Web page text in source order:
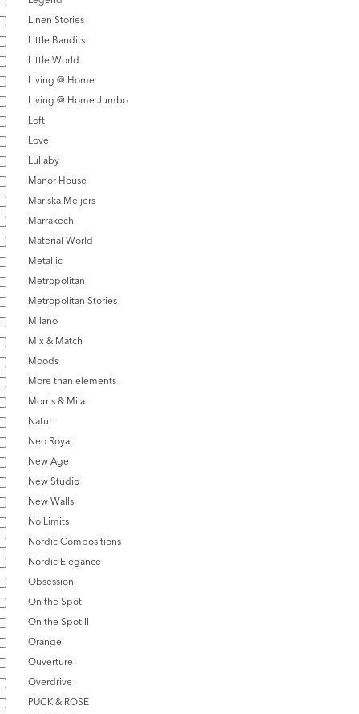
Linen Stories
Little Bandits
Little World
Living @ Home
Living @ Home Jumbo
Loft
Love
Lullaby
Manor House
Mariska Meijers
Marrakech
Material World
Metallic
Metropolitan
Metropolitan Stories
Milano
Mix & Match
Moods
More than elements
Morris & Mila
Natur
Neo Royal
New Age
New Studio
New Walls
No Limits
Nordic Compositions
Nordic Elegance
Obsession
On the Spot
On the Spot II
Orange
Ouverture
Overdrive
PUCK & ROSE